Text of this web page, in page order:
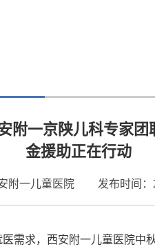
附一京陕儿科专家
金援助正在行动
附一儿童医院 发布时间：
需求，西安附一儿童医院中